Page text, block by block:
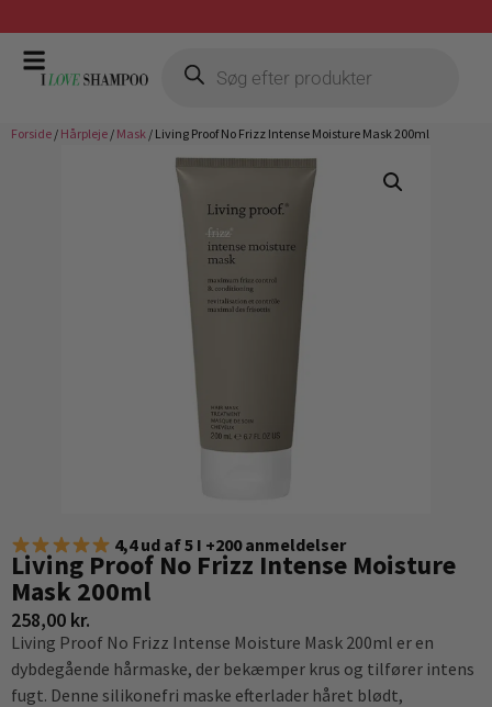
Gratis fragt ved køb over 399,-
Forside / Hårpleje / Mask / Living Proof No Frizz Intense Moisture Mask 200ml
4,4 ud af 5 I +200 anmeldelser
Living Proof No Frizz Intense Moisture
Mask 200ml
258,00 kr.
Living Proof No Frizz Intense Moisture Mask 200ml er en
dybdegående hårmaske, der bekæmper krus og tilfører intens
fugt. Denne silikonefri maske efterlader håret blødt,